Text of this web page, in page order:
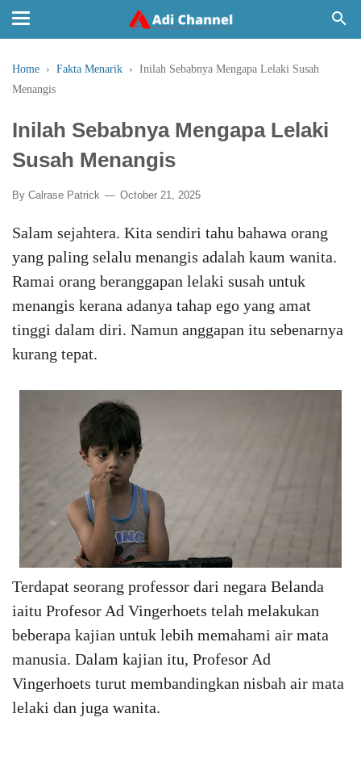
Home › Fakta Menarik › Inilah Sebabnya Mengapa Lelaki Susah
Menangis
Inilah Sebabnya Mengapa Lelaki
Susah Menangis
By Calrase Patrick October 21, 2025
Salam sejahtera. Kita sendiri tahu bahawa orang
yang paling selalu menangis adalah kaum wanita.
Ramai orang beranggapan lelaki susah untuk
menangis kerana adanya tahap ego yang amat
tinggi dalam diri. Namun anggapan itu sebenarnya
kurang tepat.
Terdapat seorang professor dari negara Belanda
iaitu Profesor Ad Vingerhoets telah melakukan
beberapa kajian untuk lebih memahami air mata
manusia. Dalam kajian itu, Profesor Ad
Vingerhoets turut membandingkan nisbah air mata
lelaki dan juga wanita.